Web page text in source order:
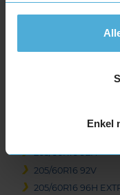
Enkel
195/55R16 91W
205/55R16 94H
205/60R16 92H
205/60R16 92V
205/60R16 96H